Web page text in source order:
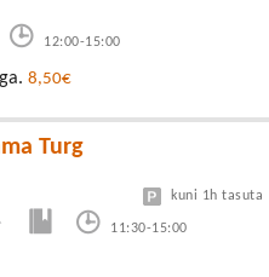
12:00-15:00
8,50€
Turg
11:30-15:00
kuni 1h tasuta